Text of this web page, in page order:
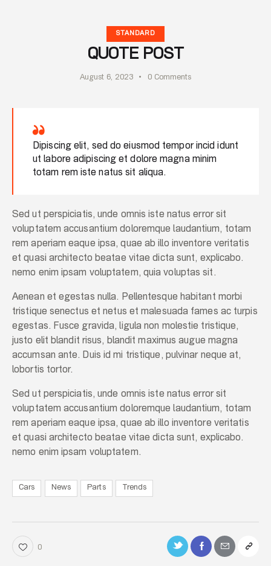
STANDARD
QUOTE POST
August 6, 2023 0 Comments
Dipiscing elit, sed do eiusmod tempor incid idunt
ut labore adipiscing et dolore magna minim
totam rem iste natus sit aliqua.
Sed ut perspiciatis, unde omnis iste natus error sit
voluptatem accusantium doloremque laudantium, totam
rem aperiam eaque ipsa, quae ab illo inventore veritatis
et quasi architecto beatae vitae dicta sunt, explicabo.
nemo enim ipsam voluptatem, quia voluptas sit.
Aenean et egestas nulla. Pellentesque habitant morbi
tristique senectus et netus et malesuada fames ac turpis
egestas. Fusce gravida, ligula non molestie tristique,
justo elit blandit risus, blandit maximus augue magna
accumsan ante. Duis id mi tristique, pulvinar neque at,
lobortis tortor.
Sed ut perspiciatis, unde omnis iste natus error sit
voluptatem accusantium doloremque laudantium, totam
rem aperiam eaque ipsa, quae ab illo inventore veritatis
et quasi architecto beatae vitae dicta sunt, explicabo.
nemo enim ipsam voluptatem.
Cars News Parts Trends
0